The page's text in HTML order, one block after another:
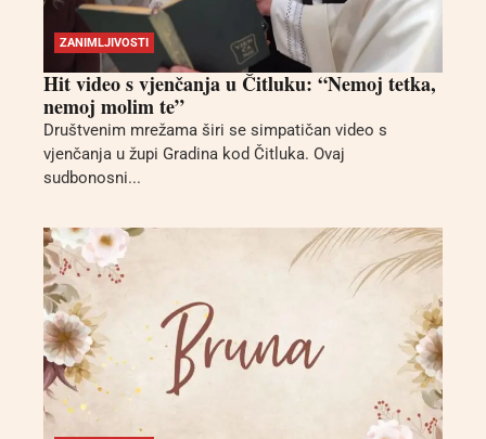
ZANIMLJIVOSTI
Hit video s vjenčanja u Čitluku: “Nemoj tetka,
nemoj molim te”
Društvenim mrežama širi se simpatičan video s
vjenčanja u župi Gradina kod Čitluka. Ovaj
sudbonosni...